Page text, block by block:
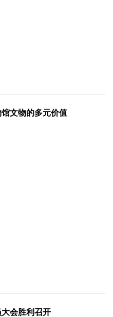
文物的多元价值
会胜利召开